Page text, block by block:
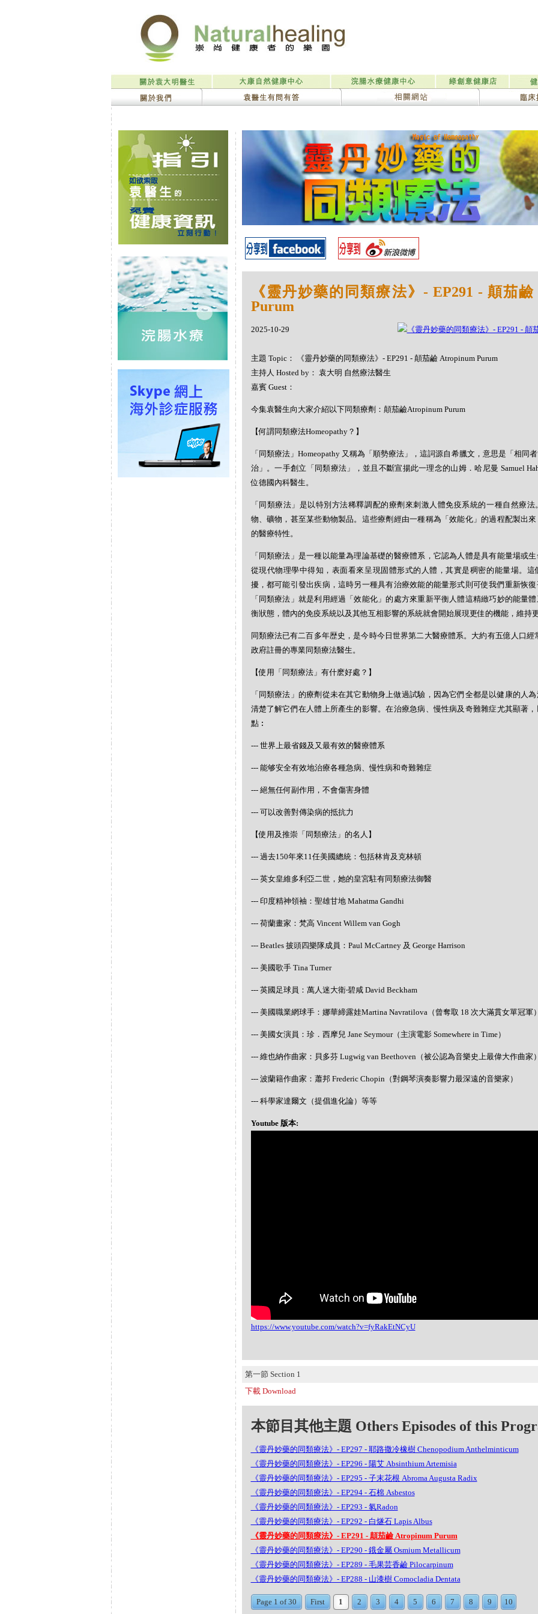
《靈丹妙藥的同類療法》- EP291 - 顛茄
Purum
2025-10-29
主題 Topic： 《靈丹妙藥的同類療法》- EP291 - 顛茄鹼 Atropinum Purum
主持人 Hosted by： 袁大明 自然療法醫生
嘉賓 Guest：
今集袁醫生向大家介紹以下同類療劑：顛茄鹼Atropinum Purum
【何謂同類療法Homeopathy？】
「同類療法」Homeopathy 又稱為「順勢療法」，這詞源自希臘文，意思是「相同
治」。一手創立「同類療法」，並且不斷宣揚此一理念的山姆．哈尼曼 Samuel
位德國內科醫生。
「同類療法」是以特別方法稀釋調配的療劑來刺激人體免疫系統的一種自然療
物、礦物，甚至某些動物製品。這些療劑經由一種稱為「效能化」的過程配製出
的醫療特性。
「同類療法」是一種以能量為理論基礎的醫療體系，它認為人體是具有能量場或
從現代物理學中得知，表面看來呈現固體形式的人體，其實是稠密的能量場。這
擾，都可能引發出疾病，這時另一種具有治療效能的能量形式則可使我們重新恢
「同類療法」就是利用經過「效能化」的處方來重新平衡人體這精緻巧妙的能量
衡狀態，體內的免疫系統以及其他互相影響的系統就會開始展現更佳的機能，維持
同類療法已有二百多年歴史，是今時今日世界第二大醫療體系。大約有五億人口經
政府註冊的專業同類療法醫生。
【使用「同類療法」有什麽好處？】
「同類療法」的療劑從未在其它動物身上做過試驗，因為它們全都是以健康的人
清楚了解它們在人體上所產生的影響。在治療急病、慢性病及奇難雜症尤其顯著
點︰
--- 世界上最省錢及又最有效的醫療體系
--- 能够安全有效地治療各種急病、慢性病和奇難雜症
--- 絕無任何副作用，不會傷害身體
--- 可以改善對傳染病的抵抗力
【使用及推崇「同類療法」的名人】
--- 過去150年來11任美國總統：包括林肯及克林頓
--- 英女皇維多利亞二世，她的皇宮駐有同類療法御醫
--- 印度精神領袖：聖雄甘地 Mahatma Gandhi
--- 荷蘭畫家：梵高 Vincent Willem van Gogh
--- Beatles 披頭四樂隊成員：Paul McCartney 及 George Harrison
--- 美國歌手 Tina Turner
--- 英國足球員：萬人迷大衛‧碧咸 David Beckham
--- 美國職業網球手：娜華締露娃Martina Navratilova（曾奪取 18 次大滿貫女單冠軍
--- 美國女演員：珍．西摩兒 Jane Seymour（主演電影 Somewhere in Time）
--- 維也納作曲家：貝多芬 Lugwig van Beethoven（被公認為音樂史上最偉大作曲家
--- 波蘭籍作曲家：蕭邦 Frederic Chopin（對鋼琴演奏影響力最深遠的音樂家）
--- 科學家達爾文（提倡進化論）等等
Youtube 版本:
https://www.youtube.com/watch?v=fyRakEtNCyU
第一節 Section 1
下載 Download
本節目其他主題 Others Episodes of this
《靈丹妙藥的同類療法》- EP297 - 耶路撒冷橡樹 Chenopodium Anthelminticum
《靈丹妙藥的同類療法》- EP296 - 陽艾 Absinthium Artemisia
《靈丹妙藥的同類療法》- EP295 - 子末花根 Abroma Augusta Radix
《靈丹妙藥的同類療法》- EP294 - 石棉 Asbestos
《靈丹妙藥的同類療法》- EP293 - 氡Radon
《靈丹妙藥的同類療法》- EP292 - 白燧石 Lapis Albus
《靈丹妙藥的同類療法》- EP291 - 顛茄鹼 Atropinum Purum
《靈丹妙藥的同類療法》- EP290 - 鋨金屬 Osmium Metallicum
《靈丹妙藥的同類療法》- EP289 - 毛果芸香鹼 Pilocarpinum
《靈丹妙藥的同類療法》- EP288 - 山漆樹 Comocladia Dentata
Page 1 of 30 First 1 2 3 4 5 6 7 8 9 10